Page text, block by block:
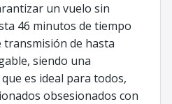
un vuelo sin
46 minutos de tiempo
de hasta
siendo una
es ideal para todos,
obsesionados con